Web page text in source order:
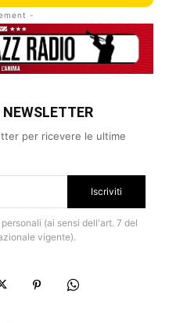
-
per ricevere le ultime
Iscriviti
(ai sensi dell'art. 7 del
vigente).